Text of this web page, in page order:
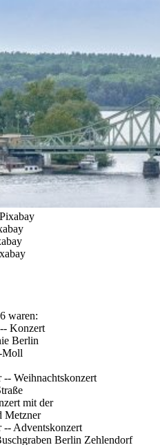
waren:
Konzert
Berlin
Moll
Weihnachtskonzert
mit der
Metzner
-- Adventskonzert
Berlin Zehlendorf